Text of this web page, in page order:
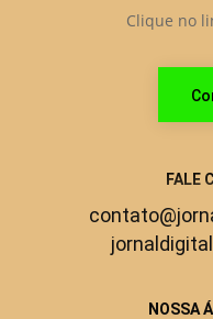
Clique no
FALE
NOSSA